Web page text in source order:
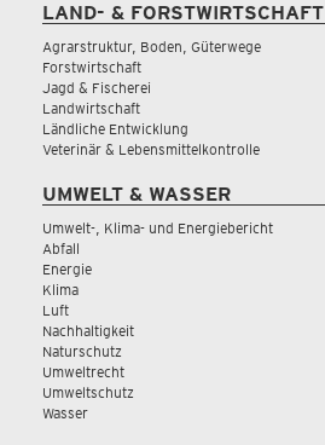
LAND- & FORSTWIRTSCHAFT
Agrarstruktur, Boden, Güterwege
Forstwirtschaft
Jagd & Fischerei
Landwirtschaft
Ländliche Entwicklung
Veterinär & Lebensmittelkontrolle
UMWELT & WASSER
Umwelt-, Klima- und Energiebericht
Abfall
Energie
Klima
Luft
Nachhaltigkeit
Naturschutz
Umweltrecht
Umweltschutz
Wasser